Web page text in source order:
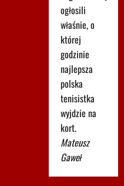
ogłosili
właśnie, o
której
godzinie
najlepsza
polska
tenisistka
wyjdzie na
kort.
Mateusz
Gaweł